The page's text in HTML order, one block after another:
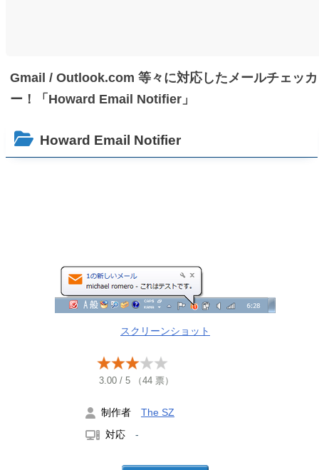
Gmail / Outlook.com 等々に対応したメールチェッカ
ー！「Howard Email Notifier」
Howard Email Notifier
スクリーンショット
3.00 / 5 （44 票）
制作者 The SZ
対応 -